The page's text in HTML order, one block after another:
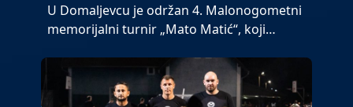
U Domaljevcu je održan 4. Malonogometni
memorijalni turnir „Mato Matić“, koji…